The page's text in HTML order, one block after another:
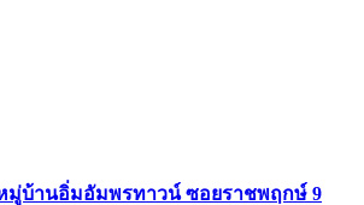
มู่บ้านอิ่มอัมพรทาวน์ ซอยราชพฤกษ์ 9